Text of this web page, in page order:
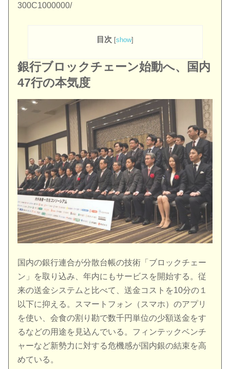
300C1000000/
目次 [show]
銀行ブロックチェーン始動へ、国内
47行の本気度
国内の銀行連合が分散台帳の技術「ブロックチェー
ン」を取り込み、年内にもサービスを開始する。従
来の送金システムと比べて、送金コストを10分の１
以下に抑える。スマートフォン（スマホ）のアプリ
を使い、会食の割り勘で数千円単位の少額送金をす
るなどの用途を見込んでいる。フィンテックベンチ
ャーなど新勢力に対する危機感が国内銀の結束を高
めている。